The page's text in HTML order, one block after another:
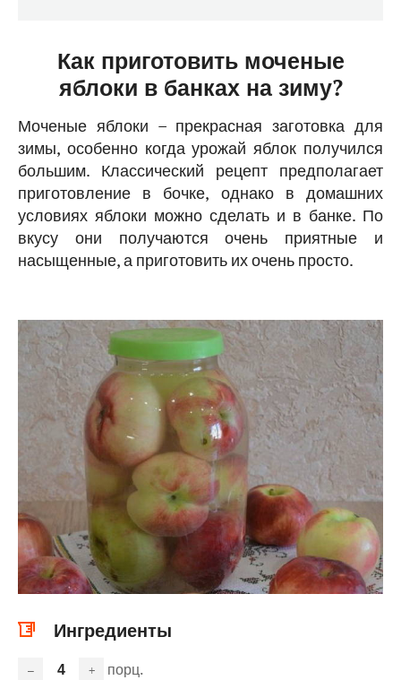
Как приготовить моченые
яблоки в банках на зиму?
Моченые яблоки – прекрасная заготовка для
зимы, особенно когда урожай яблок получился
большим. Классический рецепт предполагает
приготовление в бочке, однако в домашних
условиях яблоки можно сделать и в банке. По
вкусу они получаются очень приятные и
насыщенные, а приготовить их очень просто.
Ингредиенты
– + порц.